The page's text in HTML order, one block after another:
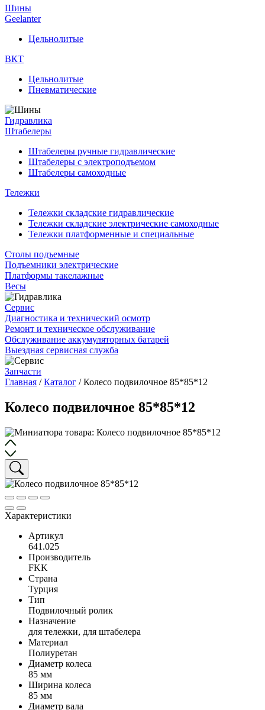
Шины
Geelanter
Цельнолитые
ВКТ
Цельнолитые
Пневматические
Гидравлика
Штабелеры
Штабелеры ручные гидравлические
Штабелеры с электроподъемом
Штабелеры самоходные
Тележки
Тележки складские гидравлические
Тележки складские электрические самоходные
Тележки платформенные и специальные
Столы подъемные
Подъемники электрические
Платформы такелажные
Весы
Сервис
Диагностика и технический осмотр
Ремонт и техническое обслуживание
Обслуживание аккумуляторных батарей
Выездная сервисная служба
Запчасти
Главная /Каталог /Колесо подвилочное 85*85*12
Колесо подвилочное 85*85*12
Характеристики
Артикул
641.025
Производитель
FKK
Страна
Турция
Тип
Подвилочный ролик
Назначение
для тележки, для штабелера
Материал
Полиуретан
Диаметр колеса
85 мм
Ширина колеса
85 мм
Диаметр вала